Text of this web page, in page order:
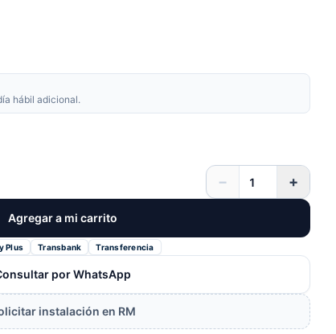
hábil adicional.
− +
Agregar a mi carrito
Plus Transbank Transferencia
por WhatsApp
instalación en RM